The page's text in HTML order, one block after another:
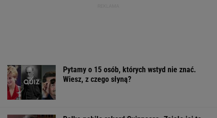
Na wciśnięcie guzika posłowie PiS zrobią
coming out